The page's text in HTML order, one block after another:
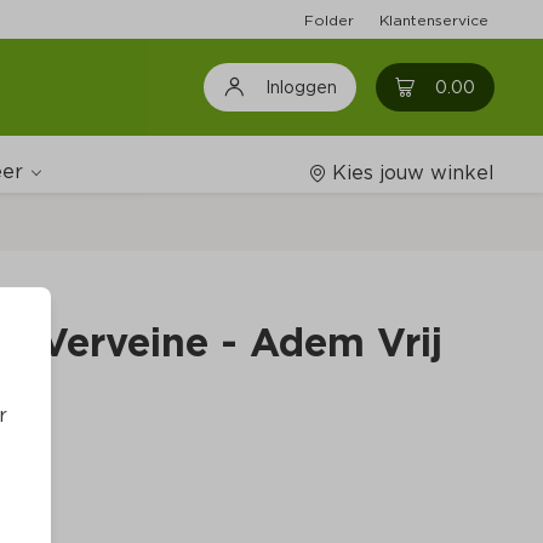
Folder Klantenservice
Inloggen 0.00 0
Wijnshop
Kies jouw winkel
Verveine - Adem Vrij